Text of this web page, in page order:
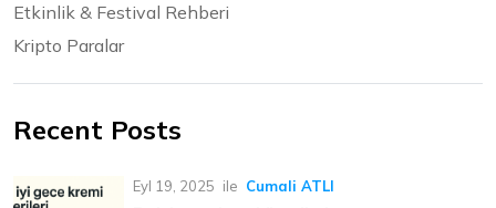
Etkinlik & Festival Rehberi
Kripto Paralar
Recent Posts
Eyl 19, 2025 ile Cumali ATLI